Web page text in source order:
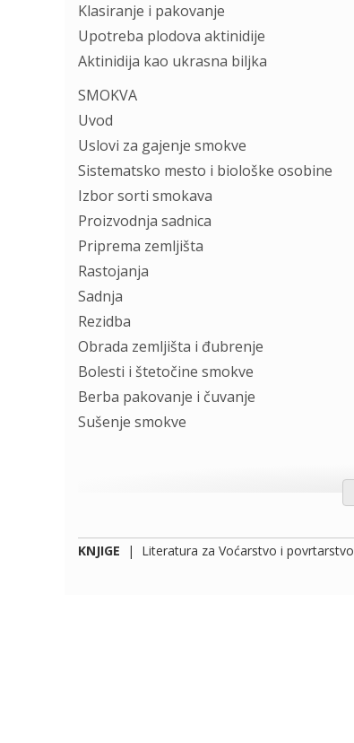
Klasiranje i pakovanje
Upotreba plodova aktinidije
Aktinidija kao ukrasna biljka
SMOKVA
Uvod
Uslovi za gajenje smokve
Sistematsko mesto i biološke osobine
Izbor sorti smokava
Proizvodnja sadnica
Priprema zemljišta
Rastojanja
Sadnja
Rezidba
Obrada zemljišta i đubrenje
Bolesti i štetočine smokve
Berba pakovanje i čuvanje
Sušenje smokve
KNJIGE | Literatura za Voćarstvo i povrtarstvo